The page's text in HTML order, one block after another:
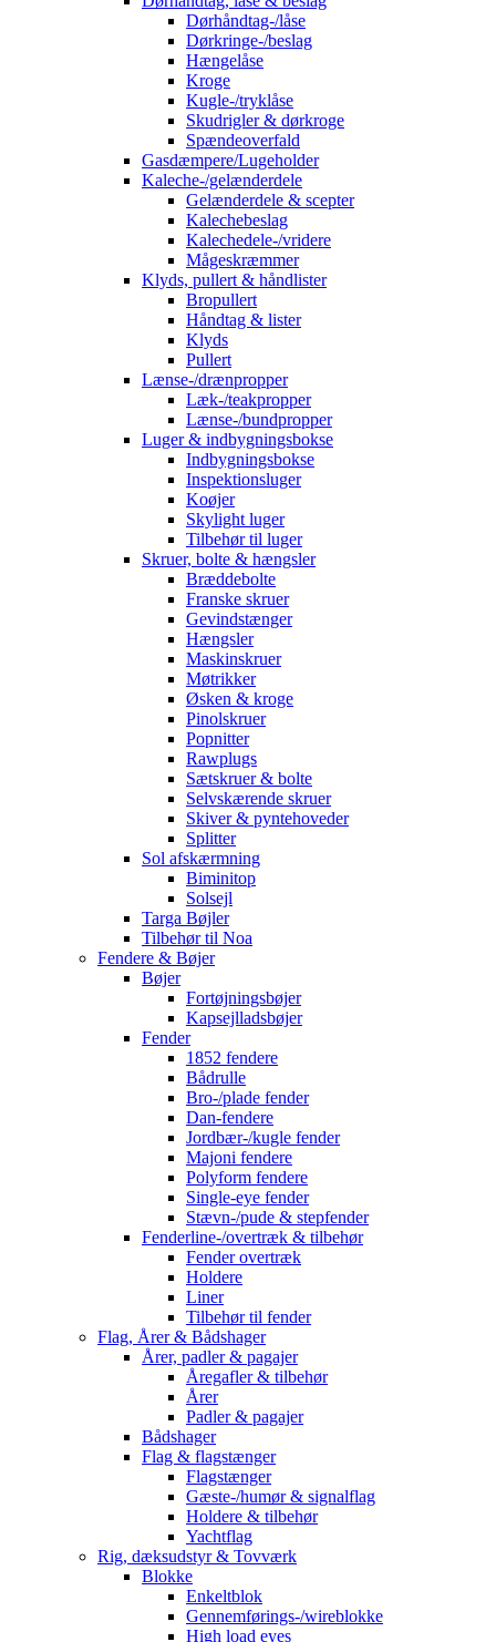
Dørhåndtag-/låse
Dørkringe-/beslag
Hængelåse
Kroge
Kugle-/tryklåse
Skudrigler & dørkroge
Spændeoverfald
Gasdæmpere/Lugeholder
Kaleche-/gelænderdele
Gelænderdele & scepter
Kalechebeslag
Kalechedele-/vridere
Mågeskræmmer
Klyds, pullert & håndlister
Bropullert
Håndtag & lister
Klyds
Pullert
Lænse-/drænpropper
Læk-/teakpropper
Lænse-/bundpropper
Luger & indbygningsbokse
Indbygningsbokse
Inspektionsluger
Koøjer
Skylight luger
Tilbehør til luger
Skruer, bolte & hængsler
Bræddebolte
Franske skruer
Gevindstænger
Hængsler
Maskinskruer
Møtrikker
Øsken & kroge
Pinolskruer
Popnitter
Rawplugs
Sætskruer & bolte
Selvskærende skruer
Skiver & pyntehoveder
Splitter
Sol afskærmning
Biminitop
Solsejl
Targa Bøjler
Tilbehør til Noa
Fendere & Bøjer
Bøjer
Fortøjningsbøjer
Kapsejlladsbøjer
Fender
1852 fendere
Bådrulle
Bro-/plade fender
Dan-fendere
Jordbær-/kugle fender
Majoni fendere
Polyform fendere
Single-eye fender
Stævn-/pude & stepfender
Fenderline-/overtræk & tilbehør
Fender overtræk
Holdere
Liner
Tilbehør til fender
Flag, Årer & Bådshager
Årer, padler & pagajer
Åregafler & tilbehør
Årer
Padler & pagajer
Bådshager
Flag & flagstænger
Flagstænger
Gæste-/humør & signalflag
Holdere & tilbehør
Yachtflag
Rig, dæksudstyr & Tovværk
Blokke
Enkeltblok
Gennemførings-/wireblokke
High load eyes